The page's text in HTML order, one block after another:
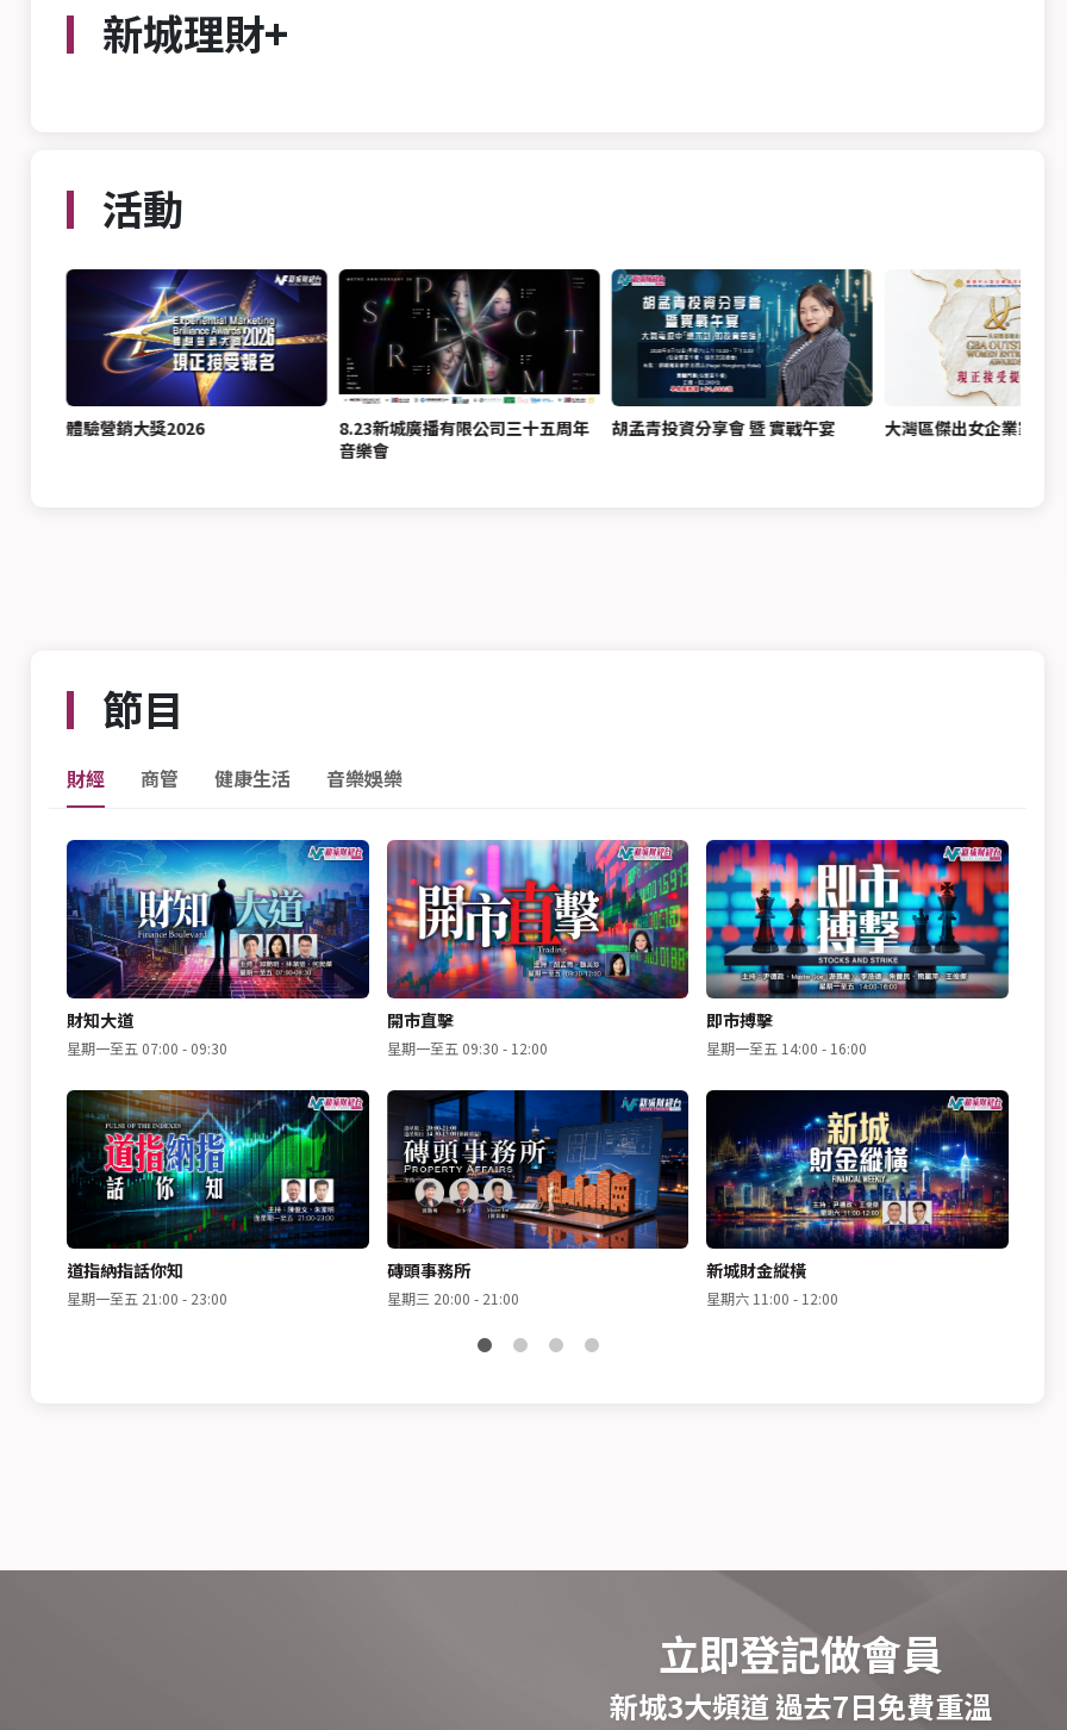
新城理財+
活動
體驗營銷大獎2026
8.23新城廣播有限公司三十五周年
音樂會
胡孟青投資分享會 暨 實戰午宴 大灣區傑出女企業家獎
節目
財經 商管 健康生活 音樂娛樂
財知大道
星期一至五 07:00 - 09:30
開市直擊
星期一至五 09:30 - 12:00
即市搏擊
星期一至五 14:00 - 16:00
道指納指話你知
星期一至五 21:00 - 23:00
磚頭事務所
星期三 20:00 - 21:00
新城財金縱橫
星期六 11:00 - 12:00
立即登記做會員
新城3大頻道 過去7日免費重溫